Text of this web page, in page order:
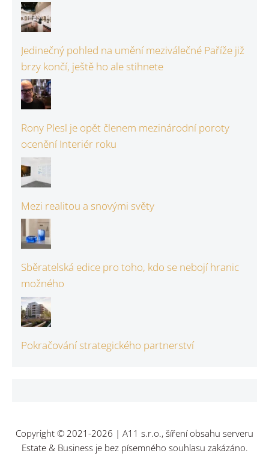
Jedinečný pohled na umění meziválečné Paříže již
brzy končí, ještě ho ale stihnete
Rony Plesl je opět členem mezinárodní poroty
ocenění Interiér roku
Mezi realitou a snovými světy
Sběratelská edice pro toho, kdo se nebojí hranic
možného
Pokračování strategického partnerství
Copyright © 2021-2026 | A11 s.r.o., šíření obsahu serveru
Estate & Business je bez písemného souhlasu zakázáno.